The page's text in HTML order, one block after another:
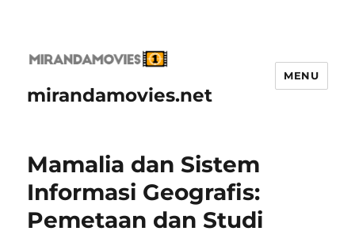
mirandamovies.net
MENU
Mamalia dan Sistem
Informasi Geografis:
Pemetaan dan Studi